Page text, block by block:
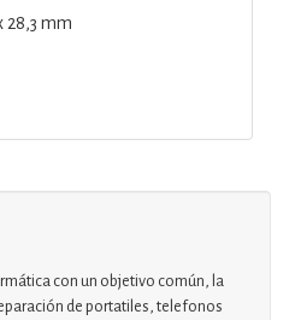
28,3 mm
con un objetivo común, la
de portatiles, telefonos